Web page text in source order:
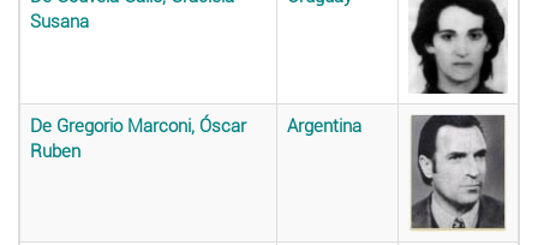
Susana
De Gregorio Marconi, Óscar
Ruben
Argentina